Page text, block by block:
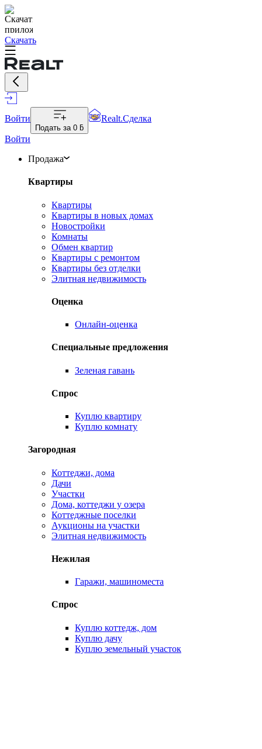
Скачать
Войти
Подать за 0 ƃ
Realt.Сделка
Войти
Продажа
Квартиры
Квартиры
Квартиры в новых домах
Новостройки
Комнаты
Обмен квартир
Квартиры с ремонтом
Квартиры без отделки
Элитная недвижимость
Оценка
Онлайн-оценка
Специальные предложения
Зеленая гавань
Спрос
Куплю квартиру
Куплю комнату
Загородная
Коттеджи, дома
Дачи
Участки
Дома, коттеджи у озера
Коттеджные поселки
Аукционы на участки
Элитная недвижимость
Нежилая
Гаражи, машиноместа
Спрос
Куплю коттедж, дом
Куплю дачу
Куплю земельный участок